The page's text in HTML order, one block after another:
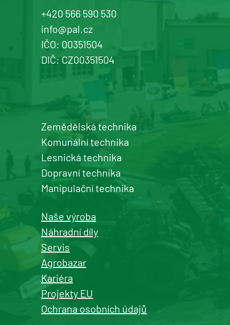
+420 566 590 530
info@pal.cz
IČO: 00351504
DIČ: CZ00351504
Zemědělská technika
Komunální technika
Lesnická technika
Dopravní technika
Manipulační technika
Naše výroba
Náhradní díly
Servis
Agrobazar
Kariéra
Projekty EU
Ochrana osobních údajů